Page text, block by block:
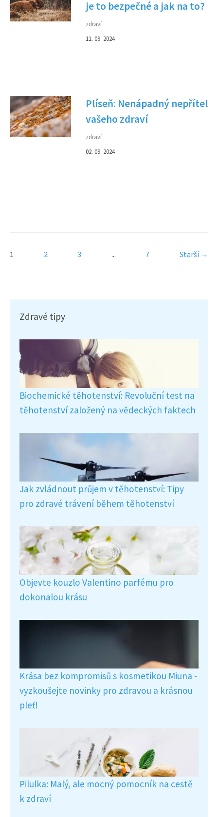
je to bezpečné a jak na to?
zdraví
11. 09. 2024
Plíseň: Nenápadný nepřítel
vašeho zdraví
zdraví
02. 09. 2024
1 2 3 ... 7 Starší →
Zdravé tipy
Biochemické těhotenství: Revoluční test na
těhotenství založený na vědeckých faktech
Jak zvládnout průjem v těhotenství: Tipy
pro zdravé trávení během těhotenství
Objevte kouzlo Valentino parfému pro
dokonalou krásu
Krása bez kompromisů s kosmetikou Miuna -
vyzkoušejte novinky pro zdravou a krásnou
pleť!
Pilulka: Malý, ale mocný pomocník na cestě
k zdraví